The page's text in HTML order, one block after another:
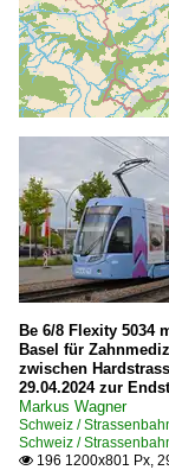
Be 6/8 Flexity 5034
Basel für
zwischen
29.04.2024 zur
Markus Wagner
Schweiz /
Schweiz /
 196 1200x801 Px,